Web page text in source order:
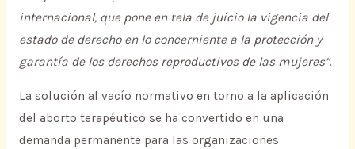
internacional, que pone en tela de juicio la vigencia del
estado de derecho en lo concerniente a la protección y
garantía de los derechos reproductivos de las mujeres”.
La solución al vacío normativo en torno a la aplicación
del aborto terapéutico se ha convertido en una
demanda permanente para las organizaciones